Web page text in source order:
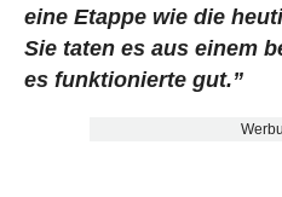
eine Etappe wie die
Sie taten es aus einem
es funktionierte gut.”